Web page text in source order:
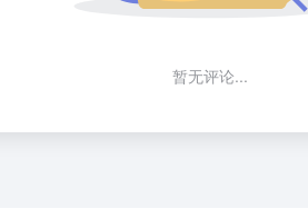
暂无评论...